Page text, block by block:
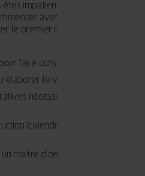
impatient de faire construire
avant de poser la
le premier coup de pioche, vous
faire construire votre maison,
élaborer le vôtre,
nécessaires et obtenir le
(calendrier et estimation des
maitre d’œuvre (éventuellement